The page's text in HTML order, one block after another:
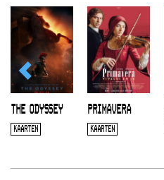
THE ODYSSEY
KAARTEN
PRIMAVERA
KAARTEN